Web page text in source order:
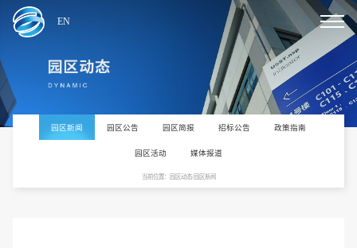
EN
园区新闻 园区公告 园区简报 招标公告 政策指南
园区活动 媒体报道
当前位置：园区动态/园区新闻